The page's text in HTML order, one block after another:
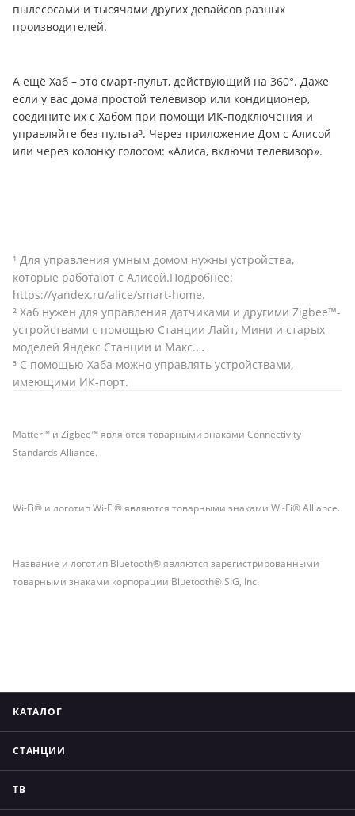
пылесосами и тысячами других девайсов разных
производителей.
А ещё Хаб – это смарт-пульт, действующий на 360°. Даже
если у вас дома простой телевизор или кондиционер,
соедините их с Хабом при помощи ИК-подключения и
управляйте без пульта³. Через приложение Дом с Алисой
или через колонку голосом: «Алиса, включи телевизор».
¹ Для управления умным домом нужны устройства,
которые работают с Алисой.Подробнее:
https://yandex.ru/alice/smart-home.
² Хаб нужен для управления датчиками и другими Zigbee™-
устройствами с помощью Станции Лайт, Мини и старых
моделей Яндекс Станции и Макс.
³ С помощью Хаба можно управлять устройствами,
имеющими ИК-порт.
Matter™ и Zigbee™ являются товарными знаками Connectivity
Standards Alliance.
Wi-Fi® и логотип Wi-Fi® являются товарными знаками Wi-Fi® Alliance.
Название и логотип Bluetooth® являются зарегистрированными
товарными знаками корпорации Bluetooth® SIG, Inc.
КАТАЛОГ
СТАНЦИИ
ТВ